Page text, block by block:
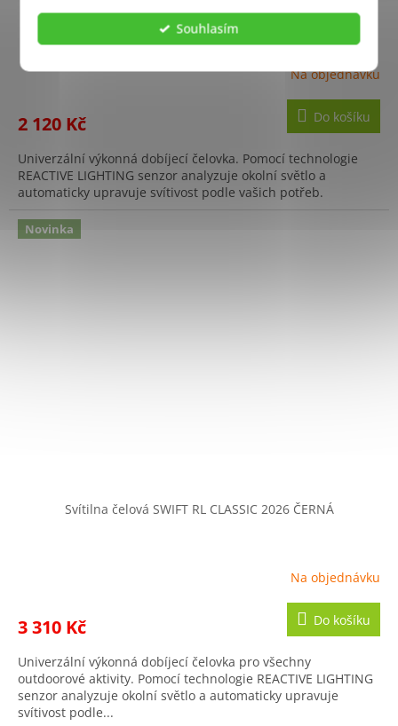
Souhlasím
Na objednávku
2 120 Kč Do košíku
Univerzální výkonná dobíjecí čelovka. Pomocí technologie
REACTIVE LIGHTING senzor analyzuje okolní světlo a
automaticky upravuje svítivost podle vašich potřeb.
Novinka
Svítilna čelová SWIFT RL CLASSIC 2026 ČERNÁ
Na objednávku
3 310 Kč Do košíku
Univerzální výkonná dobíjecí čelovka pro všechny
outdoorové aktivity. Pomocí technologie REACTIVE LIGHTING
senzor analyzuje okolní světlo a automaticky upravuje
svítivost podle...